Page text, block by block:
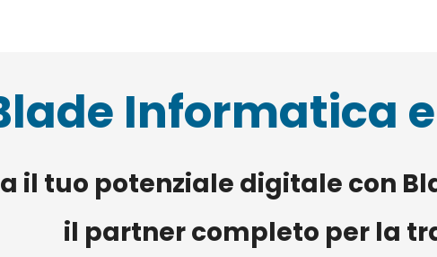
Informatica
il tuo potenziale digitale con
il partner completo per la